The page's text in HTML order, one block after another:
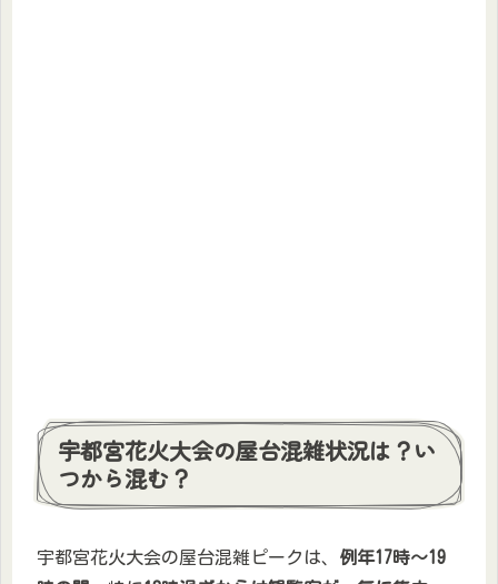
宇都宮花火大会の屋台混雑状況は？い
つから混む？
宇都宮花火大会の屋台混雑ピークは、 例年17時～19